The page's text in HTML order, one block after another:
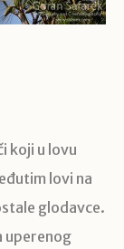
koji u lovu
lovi na
glodavce.
uperenog